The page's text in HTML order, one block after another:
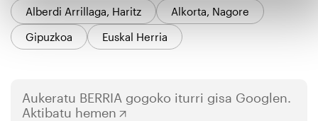
Alberdi Arrillaga, Haritz
Alkorta, Nagore
Gipuzkoa
Euskal Herria
Aukeratu BERRIA gogoko iturri gisa Googlen.
Aktibatu hemen